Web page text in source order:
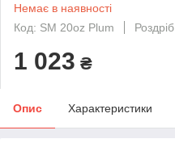
Немає в наявності
Код: SM 20oz Plum
Роздріб
1 023 ₴
Опис Характеристики